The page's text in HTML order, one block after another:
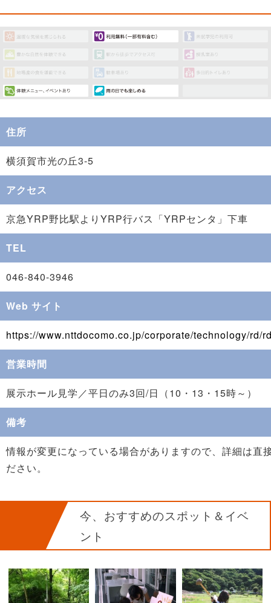
住所
横須賀市光の丘3-5
アクセス
京急YRP野比駅よりYRP行バス「YRPセンタ」下車
TEL
046-840-3946
Web サイト
https://www.nttdocomo.co.jp/corporate/technology/rd/
営業時間
展示ホール見学／平日のみ3回/日（10・13・15時～）
備考
情報が変更になっている場合がありますので、詳細は直
ださい。
今、おすすめのスポット＆イベ
ント